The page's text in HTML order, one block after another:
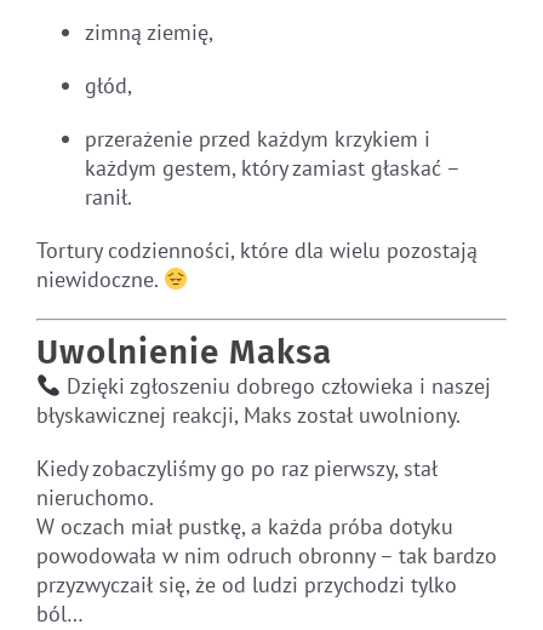
zimną ziemię,
głód,
przerażenie przed każdym krzykiem i
każdym gestem, który zamiast głaskać –
ranił.
Tortury codzienności, które dla wielu pozostają
niewidoczne.
Uwolnienie Maksa
Dzięki zgłoszeniu dobrego człowieka i naszej
błyskawicznej reakcji, Maks został uwolniony.
Kiedy zobaczyliśmy go po raz pierwszy, stał
nieruchomo.
W oczach miał pustkę, a każda próba dotyku
powodowała w nim odruch obronny – tak bardzo
przyzwyczaił się, że od ludzi przychodzi tylko
ból…